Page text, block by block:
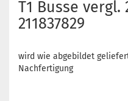
T1 Busse vergl.
211837829
wird wie abgebildet
Nachfertigung